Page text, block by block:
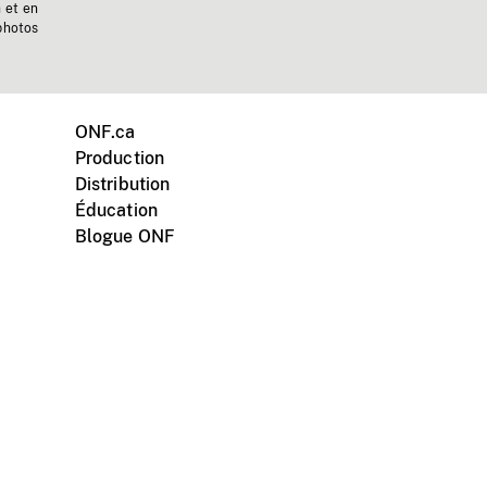
et en
ONF.ca
Production
Distribution
Éducation
Blogue ONF